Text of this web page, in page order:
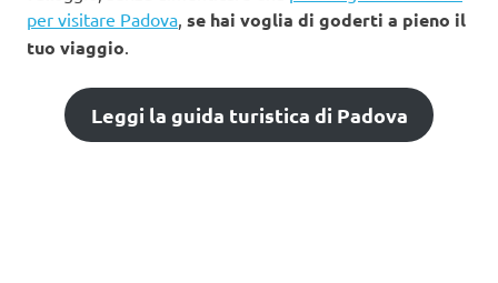
per visitare Padova se hai voglia di goderti a pieno il
tuo viaggio
Leggi la guida turistica di Padova